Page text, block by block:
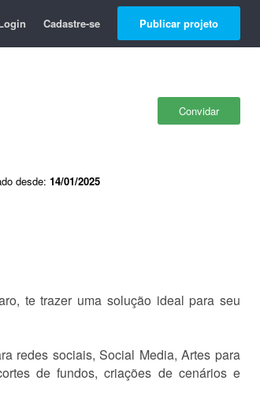
Cadastre-se Publicar projeto
Convidar
desde: 14/01/2025
te trazer uma solução ideal para seu
redes sociais, Social Media, Artes para
de fundos, criações de cenários e